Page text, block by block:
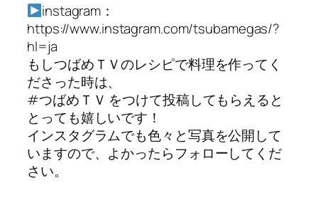
instagram：
https://www.instagram.com/tsubamegas/?
hl=ja
もしつばめＴＶのレシピで料理を作ってく
ださった時は、
#つばめＴＶ をつけて投稿してもらえると
とっても嬉しいです！
インスタグラムでも色々と写真を公開して
いますので、よかったらフォローしてくだ
さい。